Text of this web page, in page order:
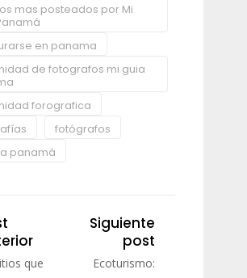
mas posteados por Mi
en panama
de fotografos mi guia
forografica
fotógrafos
panamá
que
Siguiente
post
Ecoturismo: